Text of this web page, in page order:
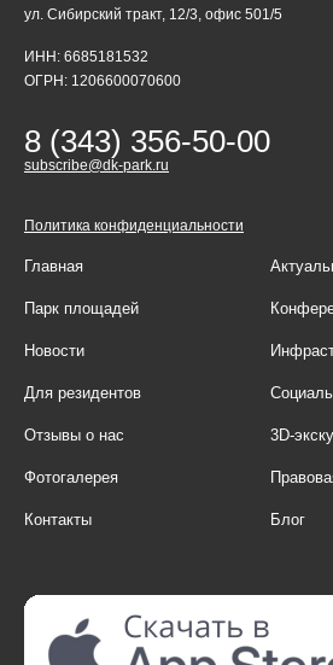
ул. Сибирский тракт, 12/3, офис 501/5
ИНН: 6685181532
ОГРН: 1206600070600
8 (343) 356-50-00
subscribe@dk-park.ru
Политика конфиденциальности
Главная
Парк площадей
Новости
Для резидентов
Отзывы о нас 3D-
Фотогалерея
Контакты Блог